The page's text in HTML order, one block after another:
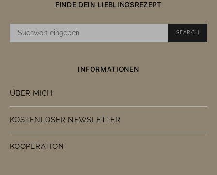
FINDE DEIN LIEBLINGSREZEPT
SUCHE
SEARCH
INFORMATIONEN
ÜBER MICH
KOSTENLOSER NEWSLETTER
KOOPERATION